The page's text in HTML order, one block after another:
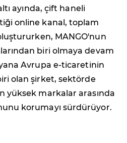
ayında, çift haneli
online kanal, toplam
MANGO'nun
biri olmaya devam
Avrupa e-ticaretinin
olan şirket, sektörde
yüksek markalar arasında
korumayı sürdürüyor.